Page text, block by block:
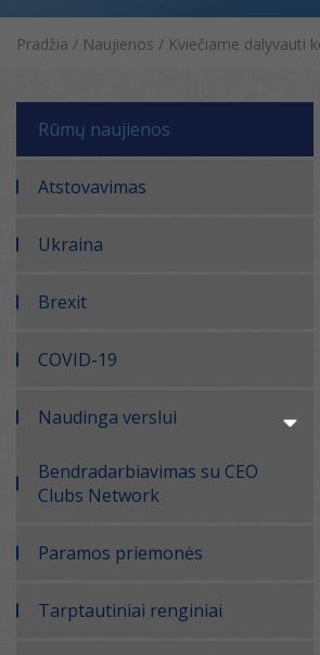
Pradžia / Naujienos / Kviečiame dalyvauti
Rūmų naujienos
Atstovavimas
Ukraina
Brexit
COVID-19
Naudinga verslui
Bendradarbiavimas su CEO
Clubs Network
Paramos priemonės
Tarptautiniai renginiai